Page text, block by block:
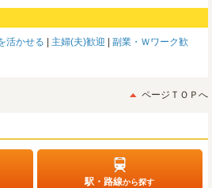
活かせる 主婦(夫)歓迎
副業・Ｗワーク歓
ページＴＯＰへ
駅・路線から探す